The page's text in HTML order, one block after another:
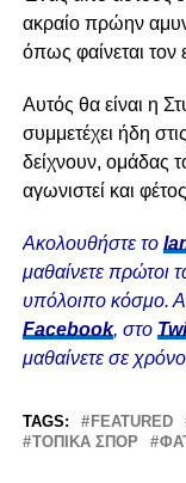
ακραίο πρώην
όπως φαίνεται τον
Αυτός θα είναι η
συμμετέχει ήδη
δείχνουν, ομάδας
αγωνιστεί και
Ακολουθήστε το
μαθαίνετε πρώτοι
υπόλοιπο κόσμο.
Facebook, στο
μαθαίνετε σε
TAGS: FEATURED
ΤΟΠΙΚΆ ΣΠΟΡ